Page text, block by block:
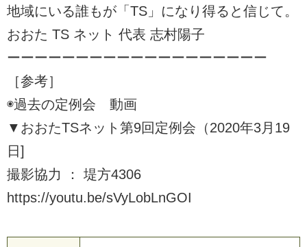
地域にいる誰もが「TS」になり得ると信じて。
おおた TS ネット 代表 志村陽子
ーーーーーーーーーーーーーーーーーーー
［参考］
◉過去の定例会 動画
▼おおたTSネット第9回定例会（2020年3月19
日]
撮影協力 ： 堤方4306
https://youtu.be/sVyLobLnGOI